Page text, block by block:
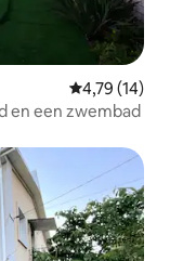
Gemiddelde
4,79 (14)
en een zwembad